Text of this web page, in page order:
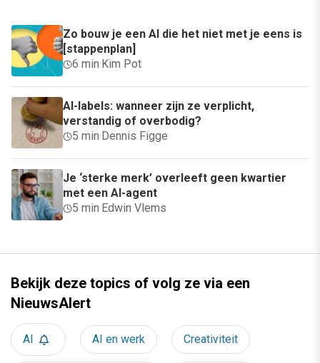
Zo bouw je een AI die het niet met je eens is
[stappenplan]
6 min· Kim Pot
AI-labels: wanneer zijn ze verplicht,
verstandig of overbodig?
5 min· Dennis Figge
Je ‘sterke merk’ overleeft geen kwartier
met een AI-agent
5 min· Edwin Vlems
Bekijk deze topics of volg ze via een
NieuwsAlert
AI AI en werk Creativiteit